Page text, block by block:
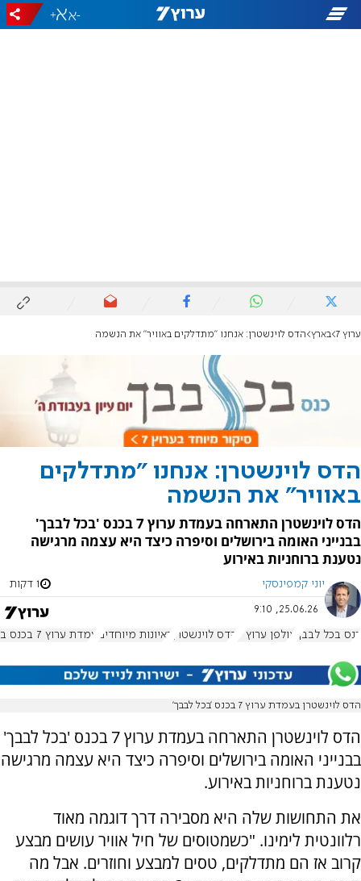
-
+
ערוץ 7 בארץ הדס לוינשטרן: אנחנו "מתדלקים באוויר" את הנשמה
הדס לוינשטרן: אנחנו "מתדלקים
באוויר" את הנשמה
הדס לוינשטרן התארחה בעמדת ערוץ 7 בכנס 'בכל לבבך'
בבנייני האומה בירושלים וסיפרה כיצד היא עצמה מרגישה
נטענת ברוחניות באירוע
יוני קמפינסקי 1 דקות
25.06.26, 9:10
כנס בכל לבבך אולפן ערוץ 7 הדס לוינשטרן ראיונות מיוחדים עמדת ערוץ 7 בכנס בכל לבבך
הדס לוינשטרן בעמדת ערוץ 7 בכנס 'בכל לבבך'
הדס לוינשטרן התארחה בעמדת ערוץ 7 בכנס 'בכל לבבך'
בבנייני האומה בירושלים וסיפרה כיצד היא עצמה מרגישה
נטענת ברוחניות באירוע.
את התחושות שלה היא מסבירה דרך דוגמה מאוד
רלוונטית לימינו. "כשמטוסים של חיל אוויר עושים מבצע
קרוב אז הם מתדלקים, טסים למבצע וחוזרים. אבל מה